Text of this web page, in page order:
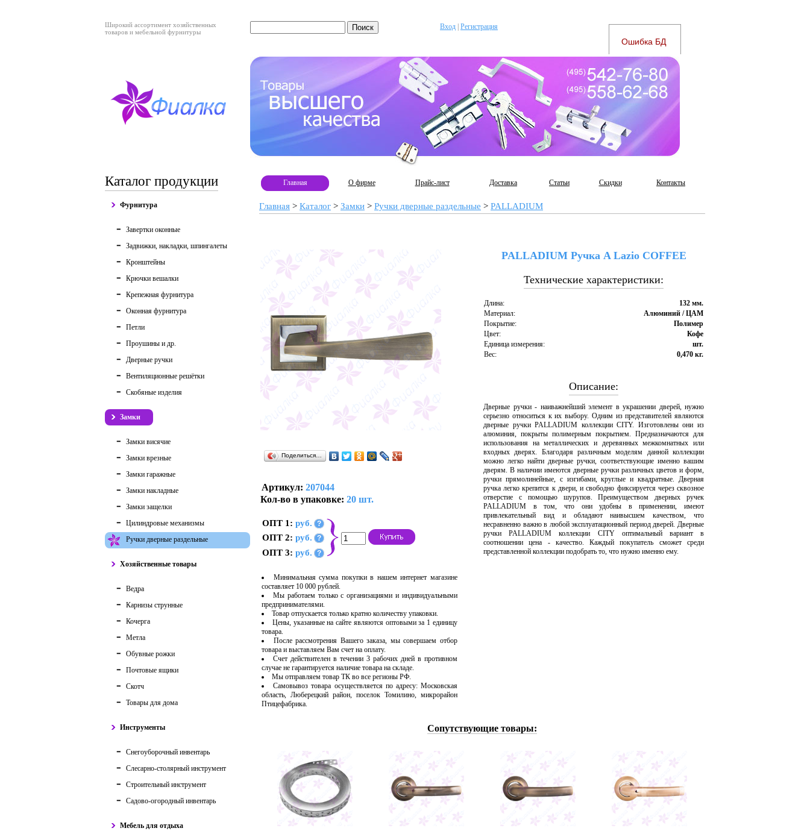
Широкий ассортимент хозяйственных
товаров и мебельной фурнитуры
Вход Регистрация
Каталог продукции
Фурнитура
Завертки оконные
Задвижки, накладки, шпингалеты
Кронштейны
Крючки вешалки
Крепежная фурнитура
Оконная фурнитура
Петли
Проушины и др.
Дверные ручки
Вентиляционные решётки
Скобяные изделия
Замки
Замки висячие
Замки врезные
Замки гаражные
Замки накладные
Замки защелки
Цилиндровые механизмы
Ручки дверные раздельные
Хозяйственные товары
Ведра
Карнизы струнные
Кочерга
Метла
Обувные рожки
Почтовые ящики
Скотч
Товары для дома
Инструменты
Снегоуборочный инвентарь
Слесарно-столярный инструмент
Строительный инструмент
Садово-огородный инвентарь
Мебель для отдыха
Главная О фирме Прайс-лист Доставка Статьи Скидки Контакты
Главная > Каталог > Замки > Ручки дверные раздельные > PALLADIUM
Поделиться…
Артикул: 207044
Кол-во в упаковке: 20 шт.
ОПТ 1: руб. ?
ОПТ 2: руб. ?
ОПТ 3: руб. ?
Минимальная сумма покупки в нашем интернет магазине
составляет 10 000 рублей.
Мы работаем только с организациями и индивидуальными
предпринимателями.
Товар отпускается только кратно количеству упаковки.
Цены, указанные на сайте являются оптовыми за 1 единицу
товара.
После рассмотрения Вашего заказа, мы совершаем отбор
товара и выставляем Вам счет на оплату.
Счет действителен в течении 3 рабочих дней в противном
случае не гарантируется наличие товара на складе.
Мы отправляем товар ТК во все регионы РФ.
Самовывоз товара осуществляется по адресу: Московская
область, Люберецкий район, поселок Томилино, микрорайон
Птицефабрика.
PALLADIUM Ручка A Lazio COFFEE
Технические характеристики:
Длина:
132 мм.
Материал:
Алюминий / ЦАМ
Покрытие:
Полимер
Цвет:
Кофе
Единица измерения:
шт.
Вес:
0,470 кг.
Описание:
Дверные ручки - наиважнейший элемент в украшении дверей, нужно
серьезно относиться к их выбору. Одним из представителей являются
дверные ручки PALLADIUM коллекции CITY. Изготовлены они из
алюминия, покрыты полимерным покрытием. Предназначаются для
использования на металлических и деревянных межкомнатных или
входных дверях. Благодаря различным моделям данной коллекции
можно легко найти дверные ручки, соответствующие именно вашим
дверям. В наличии имеются дверные ручки различных цветов и форм,
ручки прямолинейные, с изгибами, круглые и квадратные. Дверная
ручка легко крепится к двери, и свободно фиксируется через сквозное
отверстие с помощью шурупов. Преимуществом дверных ручек
PALLADIUM в том, что они удобны в применении, имеют
привлекательный вид и обладают наивысшем качеством, что
несравненно важно в любой эксплуатационный период дверей. Дверные
ручки PALLADIUM коллекции CITY оптимальный вариант в
соотношении цена - качество. Каждый покупатель сможет среди
представленной коллекции подобрать то, что нужно именно ему.
Сопутствующие товары: